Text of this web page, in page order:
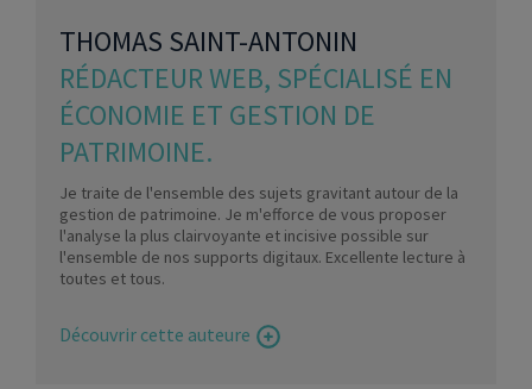
THOMAS SAINT-ANTONIN
RÉDACTEUR WEB, SPÉCIALISÉ EN
ÉCONOMIE ET GESTION DE
PATRIMOINE.
Je traite de l'ensemble des sujets gravitant autour de la
gestion de patrimoine. Je m'efforce de vous proposer
l'analyse la plus clairvoyante et incisive possible sur
l'ensemble de nos supports digitaux. Excellente lecture à
toutes et tous.
Découvrir cette auteure